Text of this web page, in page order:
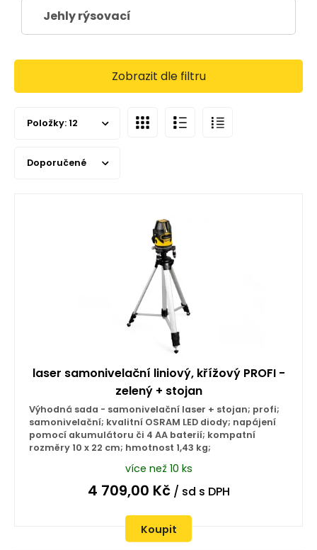
Jehly rýsovací
Zobrazit dle filtru
Položky: 12
Doporučené
laser samonivelační liniový, křížový PROFI -
zelený + stojan
Výhodná sada - samonivelační laser + stojan; profi;
samonivelační; kvalitní OSRAM LED diody; napájení
pomocí akumulátoru či 4 AA baterií; kompatní
rozměry 10 x 22 cm; hmotnost 1,43 kg;
více než 10 ks
4 709,00 Kč/ sd s DPH
Koupit